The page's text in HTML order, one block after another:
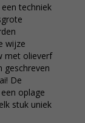
techniek
wijze
met olieverf
geschreven
De
oplage
stuk uniek